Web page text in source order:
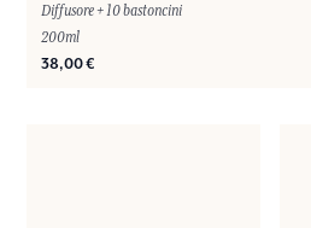
Diffusore + 10 bastoncini
200ml
38,00 €